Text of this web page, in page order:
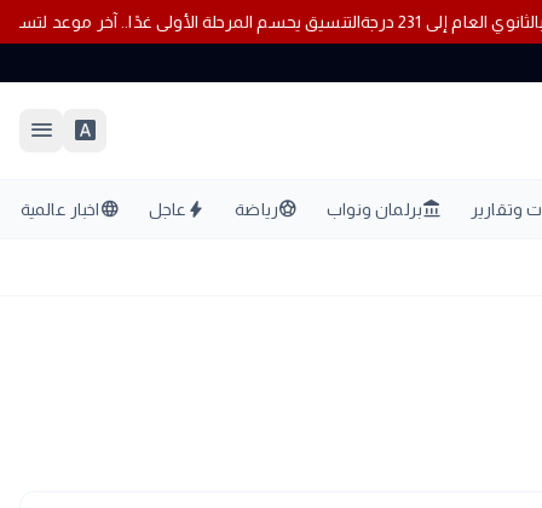
العام إلى 231 درجة التنسيق يحسم المرحلة الأولى غدًا.. آخر
font_download
menu
وتقارير account_balanceبرلمان ونواب sports_soccerرياضة bolt عاجل languageاخبار عالمية